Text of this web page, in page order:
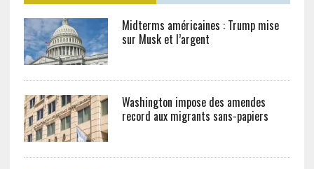
Midterms américaines : Trump mise
sur Musk et l’argent
Washington impose des amendes
record aux migrants sans-papiers